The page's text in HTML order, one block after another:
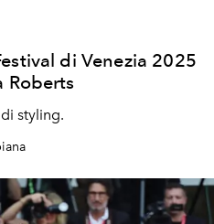
di Venezia 2025
Roberts
styling.